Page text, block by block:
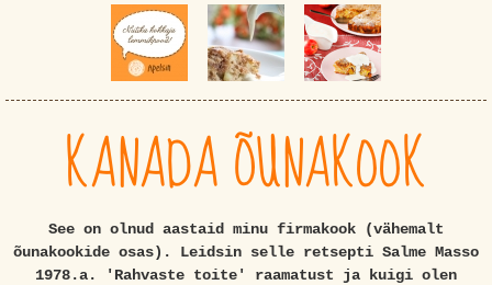
KANADA ÕUNAKOOK
See on olnud aastaid minu firmakook (vähemalt
õunakookide osas). Leidsin selle retsepti Salme Masso
1978.a. 'Rahvaste toite' raamatust ja kuigi olen